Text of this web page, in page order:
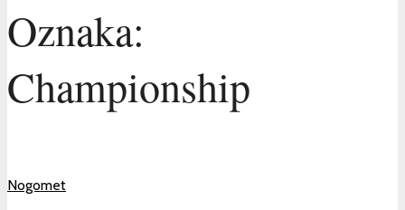
Oznaka:
Championship
Nogomet